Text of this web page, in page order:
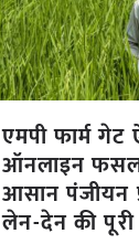
एमपी फार्म
ऑनलाइन
आसान पंजीयन
लेन-देन की पूरी